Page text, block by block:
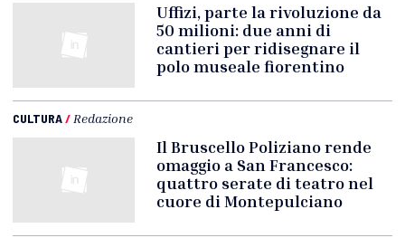
Uffizi, parte la rivoluzione da
50 milioni: due anni di
cantieri per ridisegnare il
polo museale fiorentino
CULTURA/ Redazione
Il Bruscello Poliziano rende
omaggio a San Francesco:
quattro serate di teatro nel
cuore di Montepulciano